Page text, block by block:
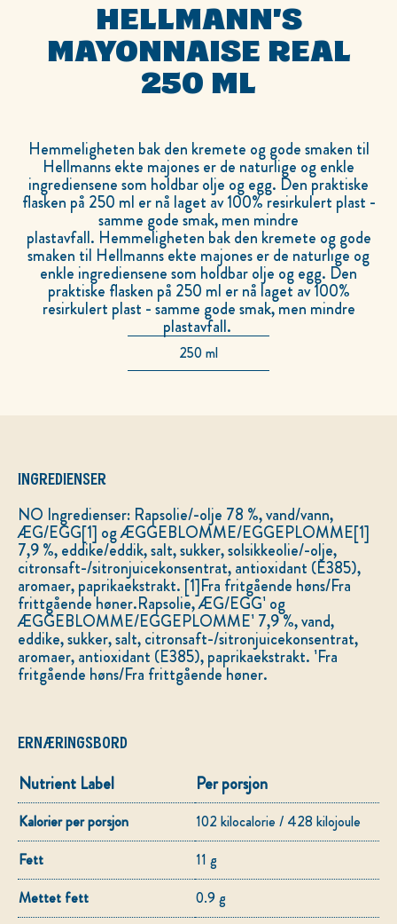
HELLMANN'S
MAYONNAISE REAL
250 ML
Hemmeligheten bak den kremete og gode smaken til
Hellmanns ekte majones er de naturlige og enkle
ingrediensene som holdbar olje og egg. Den praktiske
flasken på 250 ml er nå laget av 100% resirkulert plast -
samme gode smak, men mindre
plastavfall. Hemmeligheten bak den kremete og gode
smaken til Hellmanns ekte majones er de naturlige og
enkle ingrediensene som holdbar olje og egg. Den
praktiske flasken på 250 ml er nå laget av 100%
resirkulert plast - samme gode smak, men mindre
plastavfall.
250 ml
INGREDIENSER
NO Ingredienser: Rapsolie/-olje 78 %, vand/vann,
ÆG/EGG[1] og ÆGGEBLOMME/EGGEPLOMME[1]
7,9 %, eddike/eddik, salt, sukker, solsikkeolie/-olje,
citronsaft-/sitronjuicekonsentrat, antioxidant (E385),
aromaer, paprikaekstrakt. [1]Fra fritgående høns/Fra
frittgående høner.Rapsolie, ÆG/EGG¹ og
ÆGGEBLOMME/EGGEPLOMME¹ 7,9 %, vand,
eddike, sukker, salt, citronsaft-/sitronjuicekonsentrat,
aromaer, antioxidant (E385), paprikaekstrakt. ¹Fra
fritgående høns/Fra frittgående høner.
ERNÆRINGSBORD
Nutrient Label Per porsjon
Kalorier per porsjon
102 kilocalorie / 428 kilojoule
Fett
11 g
Mettet fett
0.9 g